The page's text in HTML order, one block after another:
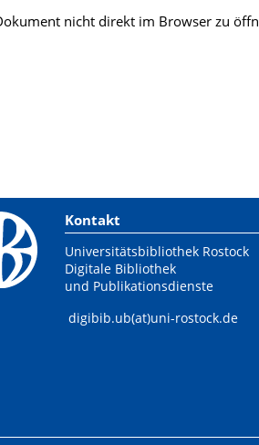
nicht direkt im Browser zu
Kontakt
Universitätsbibliothek Rostock
Digitale Bibliothek
und Publikationsdienste
digibib.ub(at)uni-rostock.de